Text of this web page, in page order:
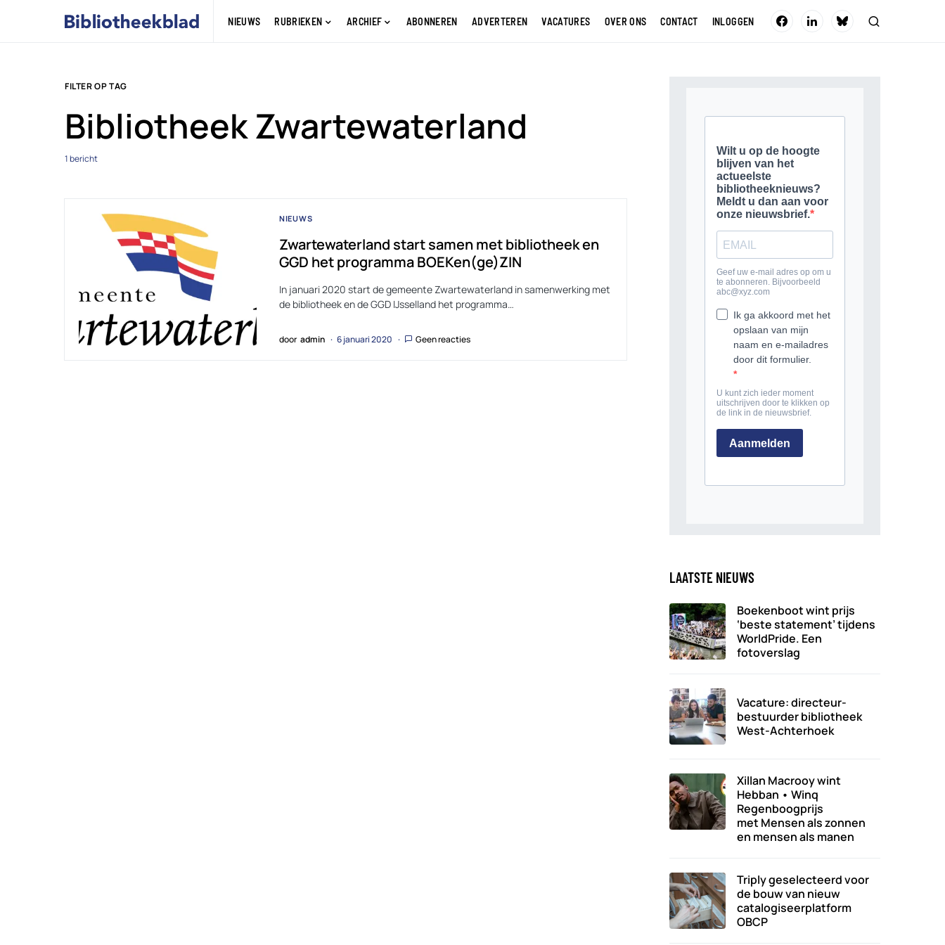
NIEUWS RUBRIEKEN ARCHIEF ABONNEREN ADVERTEREN VACATURES OVER ONS CONTACT INLOGGEN
FILTER OP TAG
Bibliotheek Zwartewaterland
1 bericht
NIEUWS
Zwartewaterland start samen met bibliotheek en
GGD het programma BOEKen(ge)ZIN
In januari 2020 start de gemeente Zwartewaterland in samenwerking met
de bibliotheek en de GGD IJsselland het programma…
door admin 6 januari 2020 Geen reacties
LAATSTE NIEUWS
Boekenboot wint prijs
‘beste statement’ tijdens
WorldPride. Een
fotoverslag
Vacature: directeur-
bestuurder bibliotheek
West-Achterhoek
Xillan Macrooy wint
Hebban • Winq
Regenboogprijs
met Mensen als zonnen
en mensen als manen
Triply geselecteerd voor
de bouw van nieuw
catalogiseerplatform
OBCP